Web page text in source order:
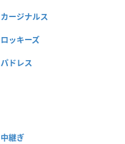
カージナルス
ロッキーズ
パドレス
中継ぎ